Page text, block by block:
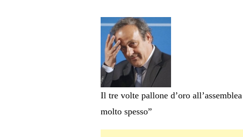
Il tre volte pallone d’oro
molto spesso”